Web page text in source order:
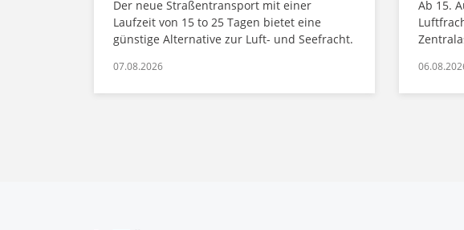
Der neue Straßentransport mit einer
Laufzeit von 15 to 25 Tagen bietet eine
günstige Alternative zur Luft- und Seefracht.
07.08.2026
Ab 15.